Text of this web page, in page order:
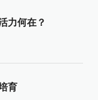
力何在？
育